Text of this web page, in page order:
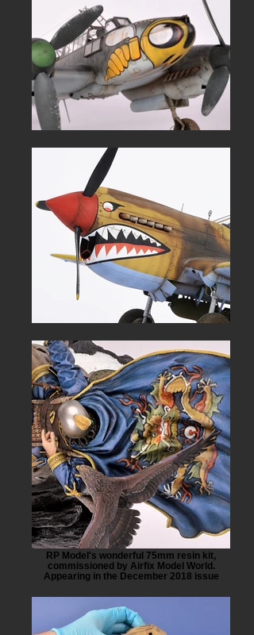
RP Model's wonderful 75mm resin kit,
commissioned by Airfix Model World.
Appearing in the December 2018 issue